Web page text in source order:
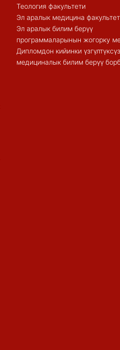
Теология факультети
Эл аралык медицина
Эл аралык билим берүү
программаларынын жогорку
Дипломдон кийинки үзгүлтүксүз
медициналык билим берүү